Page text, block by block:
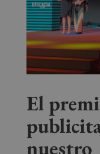
El
nuestro